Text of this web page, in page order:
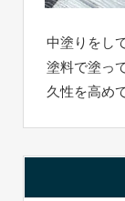
中塗りをし
塗料で塗っ
久性を高め